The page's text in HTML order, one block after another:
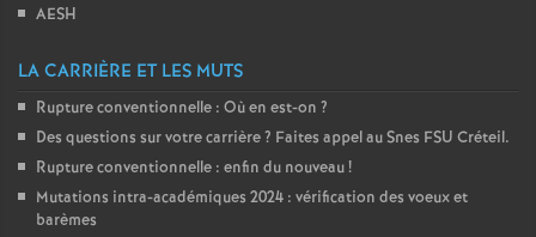
AESH
LA CARRIÈRE ET LES MUTS
Rupture conventionnelle : Où en est-on ?
Des questions sur votre carrière? Faites appel au Snes FSU Créteil.
Rupture conventionnelle : enfin du nouveau!
Mutations intra-académiques 2024 : vérification des voeux et
barèmes